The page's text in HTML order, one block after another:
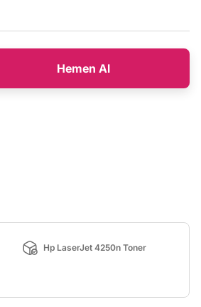
Hemen Al
Hp LaserJet 4250n Toner